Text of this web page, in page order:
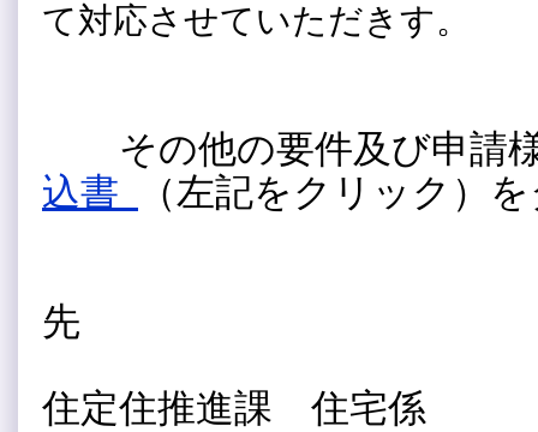
て対応させていただきす。
その他の要件及び申請
込書
（左記をクリック）
先
住定住推進課 住宅係